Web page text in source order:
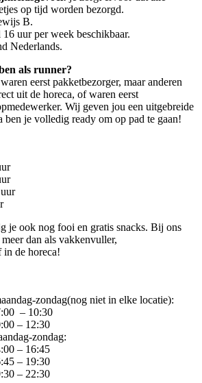
op tijd worden bezorgd.
B.
uur per week beschikbaar.
Nederlands.
als runner?
eerst pakketbezorger, maar anderen
uit de horeca, of waren eerst
Wij geven jou een uitgebreide
ben je volledig ready om op pad te gaan!
je ook nog fooi en gratis snacks. Bij ons
dan als vakkenvuller,
de horeca!
zondag(nog niet in elke locatie):
– 10:30
– 12:30
zondag:
– 16:45
– 19:30
– 22:30